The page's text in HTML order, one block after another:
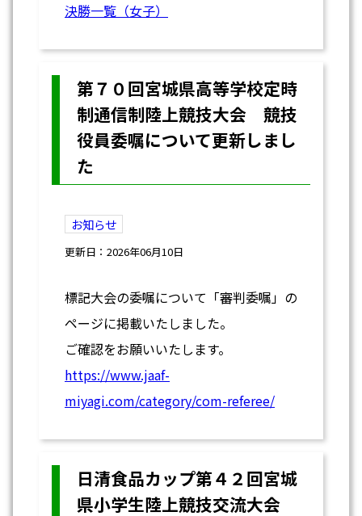
決勝一覧（女子）
第７０回宮城県高等学校定時
制通信制陸上競技大会 競技
役員委嘱について更新しまし
た
お知らせ
更新日：2026年06月10日
標記大会の委嘱について「審判委嘱」の
ページに掲載いたしました。
ご確認をお願いいたします。
https://www.jaaf-
miyagi.com/category/com-referee/
日清食品カップ第４２回宮城
県小学生陸上競技交流大会